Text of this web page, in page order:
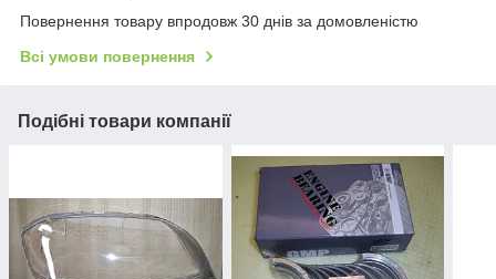
Повернення товару впродовж 30 днів за домовленістю
Всі умови повернення
Подібні товари компанії